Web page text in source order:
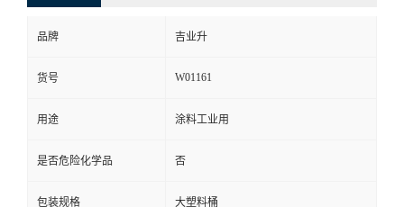
品牌 吉业升
货号 W01161
用途 涂料工业用
是否危险化学品 否
包装规格 大塑料桶